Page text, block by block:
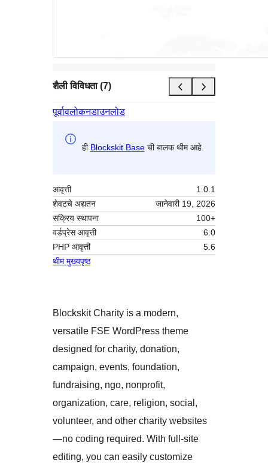
शैली विविधता (7)
पूर्वावलोकनडाउनलोड
ही Blockskit Baseची बालक थीम आहे.
आवृत्ती
1.0.1
शेवटचे अद्यतन
जानेवारी 19, 2026
सक्रिय स्थापना
100+
वर्डप्रेस आवृत्ती
6.0
PHP आवृत्ती
5.6
थीम मुख्यपृष्ठ
Blockskit Charity is a modern,
versatile FSE WordPress theme
designed for charity, donation,
campaign, events, foundation,
fundraising, ngo, nonprofit,
organization, care, religion, social,
volunteer, and other charity websites
—no coding required. With full-site
editing, you can easily customize